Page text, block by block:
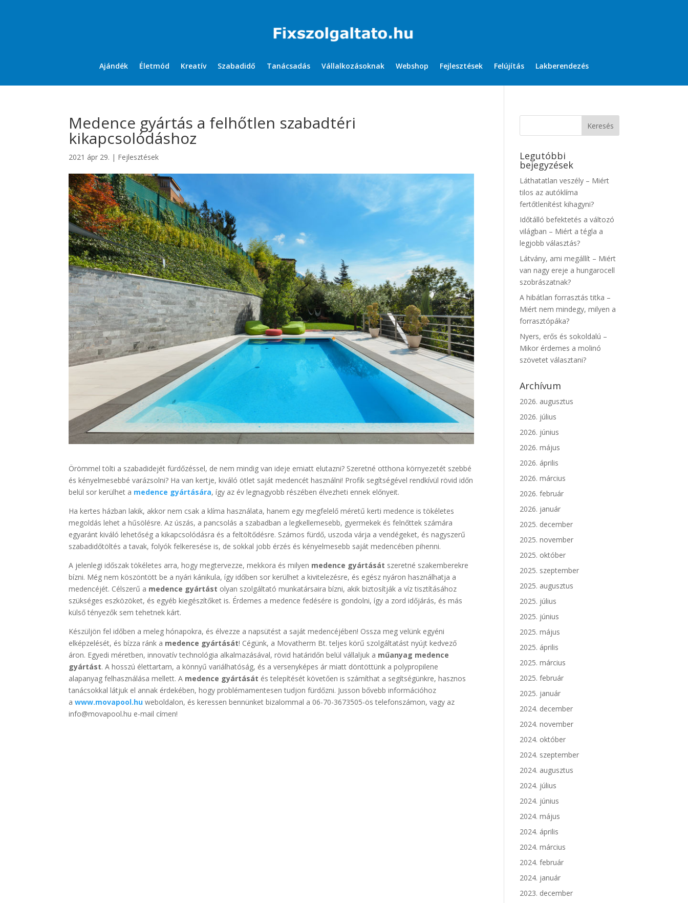
Ajándék Életmód Kreatív Szabadidő Tanácsadás Vállalkozásoknak Webshop Fejlesztések Felújítás Lakberendezés
Medence gyártás a felhőtlen szabadtéri
kikapcsolódáshoz
2021 ápr 29. | Fejlesztések
Örömmel tölti a szabadidejét fürdőzéssel, de nem mindig van ideje emiatt elutazni? Szeretné otthona környezetét szebbé
és kényelmesebbé varázsolni? Ha van kertje, kiváló ötlet saját medencét használni! Profik segítségével rendkívül rövid időn
belül sor kerülhet a medence gyártására, így az év legnagyobb részében élvezheti ennek előnyeit.
Ha kertes házban lakik, akkor nem csak a klíma használata, hanem egy megfelelő méretű kerti medence is tökéletes
megoldás lehet a hűsölésre. Az úszás, a pancsolás a szabadban a legkellemesebb, gyermekek és felnőttek számára
egyaránt kiváló lehetőség a kikapcsolódásra és a feltöltődésre. Számos fürdő, uszoda várja a vendégeket, és nagyszerű
szabadidőtöltés a tavak, folyók felkeresése is, de sokkal jobb érzés és kényelmesebb saját medencében pihenni.
A jelenlegi időszak tökéletes arra, hogy megtervezze, mekkora és milyen medence gyártását szeretné szakemberekre
bízni. Még nem köszöntött be a nyári kánikula, így időben sor kerülhet a kivitelezésre, és egész nyáron használhatja a
medencéjét. Célszerű a medence gyártást olyan szolgáltató munkatársaira bízni, akik biztosítják a víz tisztításához
szükséges eszközöket, és egyéb kiegészítőket is. Érdemes a medence fedésére is gondolni, így a zord időjárás, és más
külső tényezők sem tehetnek kárt.
Készüljön fel időben a meleg hónapokra, és élvezze a napsütést a saját medencéjében! Ossza meg velünk egyéni
elképzelését, és bízza ránk a medence gyártását! Cégünk, a Movatherm Bt. teljes körű szolgáltatást nyújt kedvező
áron. Egyedi méretben, innovatív technológia alkalmazásával, rövid határidőn belül vállaljuk a műanyag medence
gyártást. A hosszú élettartam, a könnyű variálhatóság, és a versenyképes ár miatt döntöttünk a polypropilene
alapanyag felhasználása mellett. A medence gyártását és telepítését követően is számíthat a segítségünkre, hasznos
tanácsokkal látjuk el annak érdekében, hogy problémamentesen tudjon fürdőzni. Jusson bővebb információhoz
awww.movapool.hu weboldalon, és keressen bennünket bizalommal a 06-70-3673505-ös telefonszámon, vagy az
info@movapool.hu e-mail címen!
Legutóbbi
bejegyzések
Láthatatlan veszély – Miért
tilos az autóklíma
fertőtlenítést kihagyni?
Időtálló befektetés a változó
világban – Miért a tégla a
legjobb választás?
Látvány, ami megállít – Miért
van nagy ereje a hungarocell
szobrászatnak?
A hibátlan forrasztás titka –
Miért nem mindegy, milyen a
forrasztópáka?
Nyers, erős és sokoldalú –
Mikor érdemes a molinó
szövetet választani?
Archívum
2026. augusztus
2026. július
2026. június
2026. május
2026. április
2026. március
2026. február
2026. január
2025. december
2025. november
2025. október
2025. szeptember
2025. augusztus
2025. július
2025. június
2025. május
2025. április
2025. március
2025. február
2025. január
2024. december
2024. november
2024. október
2024. szeptember
2024. augusztus
2024. július
2024. június
2024. május
2024. április
2024. március
2024. február
2024. január
2023. december